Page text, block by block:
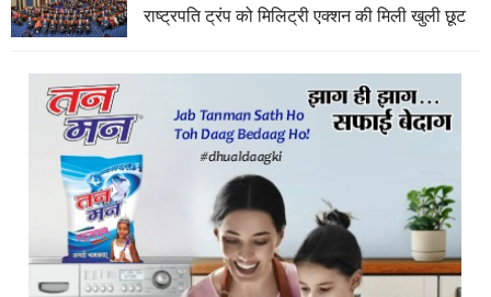
राष्ट्रपति ट्रंप को मिलिट्री एक्शन की मिली खुली छूट